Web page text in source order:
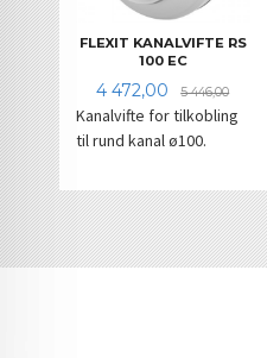
FLEXIT KANALVIFTE RS
100 EC
Tilbud
4 472,00 5 446,00Rabatt
Kanalvifte for tilkobling
til rund kanal ø100.